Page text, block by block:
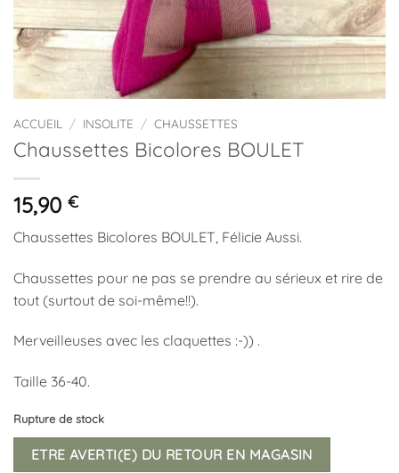
ACCUEIL / INSOLITE / CHAUSSETTES
Chaussettes Bicolores BOULET
15,90 €
Chaussettes Bicolores BOULET, Félicie Aussi.
Chaussettes pour ne pas se prendre au sérieux et rire de
tout (surtout de soi-même!!).
Merveilleuses avec les claquettes :-)) .
Taille 36-40.
Rupture de stock
ETRE AVERTI(E) DU RETOUR EN MAGASIN